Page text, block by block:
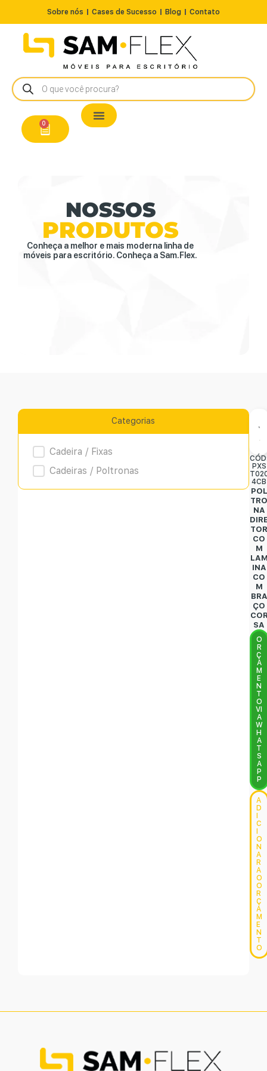
Sobre nós Cases de Sucesso Blog Contato
0
NOSSOS
PRODUTOS
Conheça a melhor e mais moderna linha de
móveis para escritório. Conheça a Sam.Flex.
Categorias
Product Archive
Cadeira / Fixas
Cadeiras / Poltronas
PXS
4CB
POL
NA
CO
M
INA
CO
M
BRA
ÇO
SA
O
R
Ç
A
M
E
N
T
O
VI
A
W
H
A
T
S
A
P
P
A
D
C
O
N
A
R
A
O
O
R
Ç
A
M
E
N
T
O